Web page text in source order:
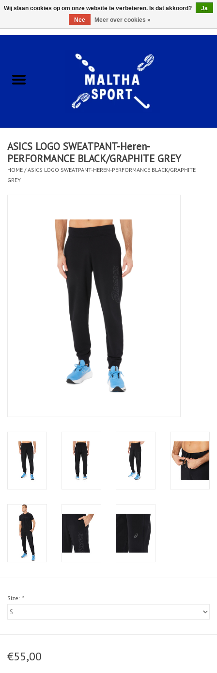
ACCESSOIRES/HARDWARE
KLEDING
CLUBSHOPS
SCHOLEN
ASICS LOGO SWEATPANT-Heren-
PERFORMANCE BLACK/GRAPHITE GREY
HOME /ASICS LOGO SWEATPANT-HEREN-PERFORMANCE BLACK/GRAPHITE
GREY
Size: *
€55,00
Wij slaan cookies op om onze website te verbeteren. Is dat akkoord?
Ja
Nee
Meer over cookies »